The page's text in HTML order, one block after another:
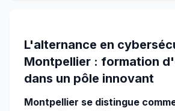
L'alternance en
Montpellier : formation
dans un pôle innovant
Montpellier se distingue